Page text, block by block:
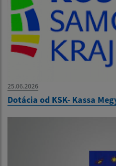
25.06.2026
Dotácia od KSK- Kassa